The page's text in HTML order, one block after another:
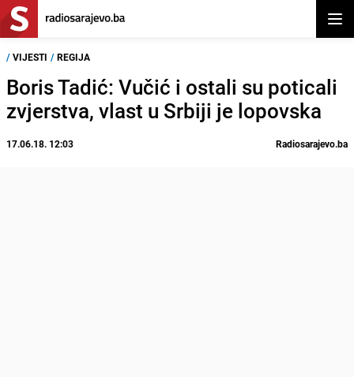
/ VIJESTI / REGIJA
Boris Tadić: Vučić i ostali su poticali
zvjerstva, vlast u Srbiji je lopovska
17.06.18. 12:03 Radiosarajevo.ba